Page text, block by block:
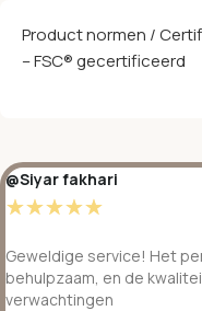
Product normen /
– FSC® gecertificeerd
@Siyar fakhari
☆☆☆☆☆
Geweldige service! Het
behulpzaam, en de
verwachtingen